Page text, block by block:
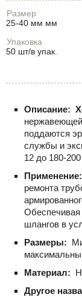
Размер
25-40 мм мм
Упаковка
50 шт/в упак.
Описание:
нержавеющей
поддаются
службы и
12 до 180-
Применение:
ремонта
Обеспечивая
шлангов в
Размеры:
Материал:
Другое